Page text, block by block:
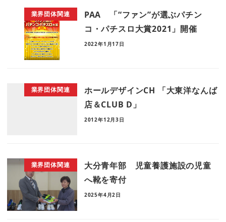
業界団体関連
PAA 「“ファン”が選ぶパチン
コ・パチスロ大賞2021」開催
2022年1月17日
業界団体関連
ホールデザインCH 「大東洋なんば
店＆CLUB D」
2012年12月3日
業界団体関連
大分青年部 児童養護施設の児童
へ靴を寄付
2025年4月2日